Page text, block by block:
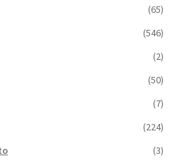
(65)
(546)
(2)
(50)
(7)
(224)
(3)